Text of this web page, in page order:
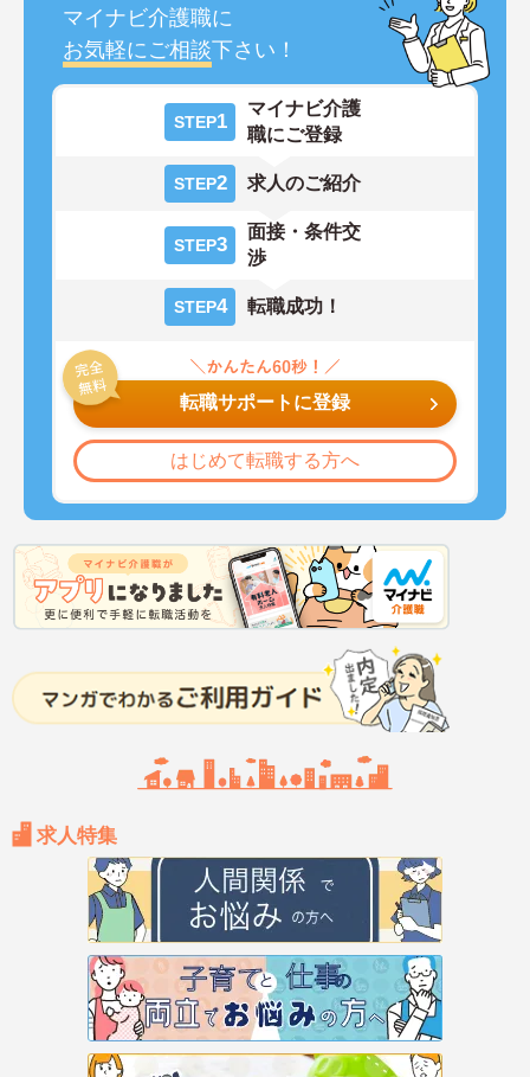
マイナビ介護職に
お気軽にご相談下さい！
STEP1
マイナビ介護
職にご登録
STEP2 求人のご紹介
STEP3
面接・条件交
渉
STEP4 転職成功！
転職サポートに登録
はじめて転職する方へ
求人特集